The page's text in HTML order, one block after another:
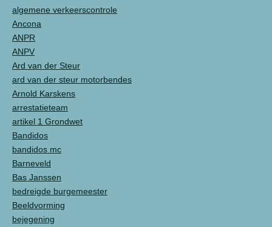
algemene verkeerscontrole
Ancona
ANPR
ANPV
Ard van der Steur
ard van der steur motorbendes
Arnold Karskens
arrestatieteam
artikel 1 Grondwet
Bandidos
bandidos mc
Barneveld
Bas Janssen
bedreigde burgemeester
Beeldvorming
bejegening